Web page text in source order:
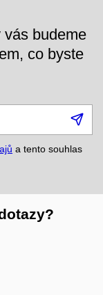
vás budeme
co byste
a tento souhlas